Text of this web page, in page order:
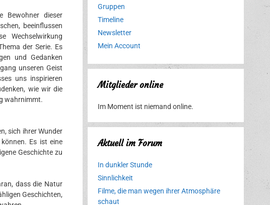
Bewohner dieser
beeinflussen
Wechselwirkung
der Serie. Es
und Gedanken
unseren Geist
uns inspirieren
wie wir die
wahrnimmt.
sich ihrer Wunder
Es ist eine
Geschichte zu
dass die Natur
Geschichten,
Gruppen
Timeline
Newsletter
Mein Account
Mitglieder online
Im Moment ist niemand online.
Aktuell im Forum
In dunkler Stunde
Sinnlichkeit
Filme, die man wegen ihrer Atmosphäre
schaut